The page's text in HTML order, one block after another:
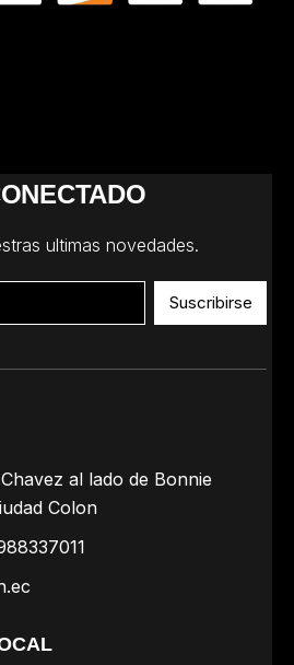
ultimas novedades.
Suscribirse
al lado de Bonnie
Colon